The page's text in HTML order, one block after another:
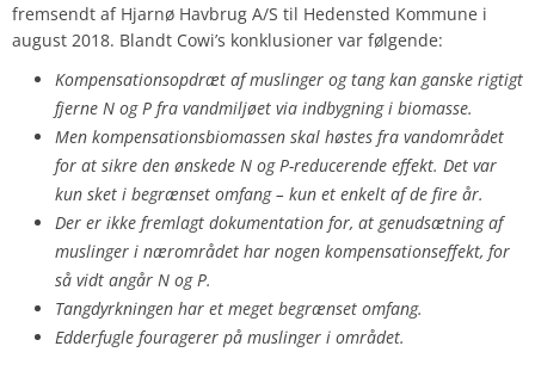
fremsendt af Hjarnø Havbrug A/S til Hedensted Kommune i
august 2018. Blandt Cowi’s konklusioner var følgende:
Kompensationsopdræt af muslinger og tang kan ganske rigtigt
fjerne N og P fra vandmiljøet via indbygning i biomasse.
Men kompensationsbiomassen skal høstes fra vandområdet
for at sikre den ønskede N og P-reducerende effekt. Det var
kun sket i begrænset omfang – kun et enkelt af de fire år.
Der er ikke fremlagt dokumentation for, at genudsætning af
muslinger i nærområdet har nogen kompensationseffekt, for
så vidt angår N og P.
Tangdyrkningen har et meget begrænset omfang.
Edderfugle fouragerer på muslinger i området.